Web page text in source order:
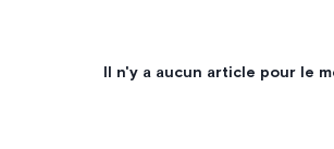
Il n'y a aucun article pour le